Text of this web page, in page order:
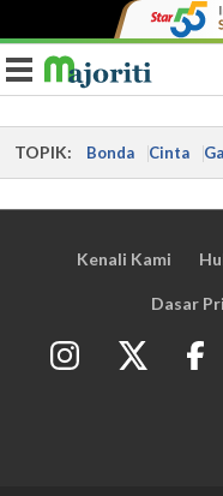
Toggle navigation
TOPIK: Bonda Cinta
Kenali Kami
Dasar